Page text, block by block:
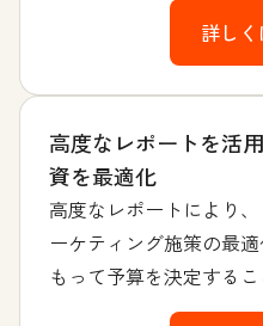
詳し
高度なレポートを活
資を最適化
高度なレポートにより
ーケティング施策の最
もって予算を決定するこ